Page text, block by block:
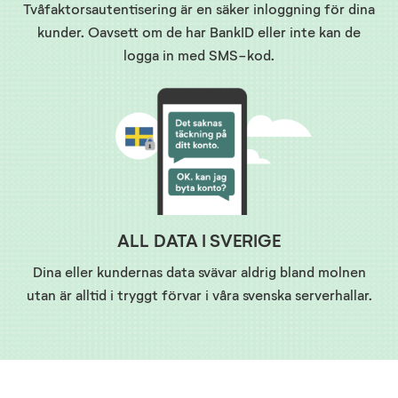
Tvåfaktorsautentisering är en säker inloggning för dina
kunder. Oavsett om de har BankID eller inte kan de
logga in med SMS-kod.
ALL DATA I SVERIGE
Dina eller kundernas data svävar aldrig bland molnen
utan är alltid i tryggt förvar i våra svenska serverhallar.